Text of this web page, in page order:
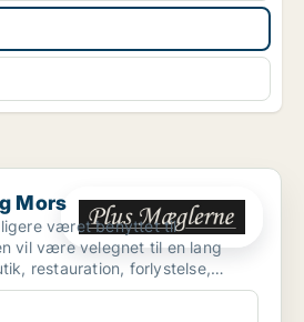
Mors
været benyttet til
vil være velegnet til en lang
restauration, forlystelse,